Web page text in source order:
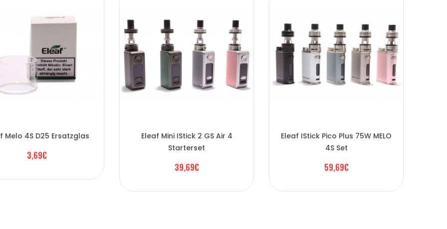
Melo 4S D25 Ersatzglas
3,69€
Eleaf Mini IStick 2 GS Air 4
Starterset
39,69€
Eleaf IStick Pico Plus 75W MELO
4S Set
59,69€